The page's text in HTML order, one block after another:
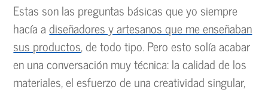
Estas son las preguntas básicas que yo siempre
hacía adiseñadores y artesanos que me enseñaban
sus productos, de todo tipo. Pero esto solía acabar
en una conversación muy técnica: la calidad de los
materiales, el esfuerzo de una creatividad singular,